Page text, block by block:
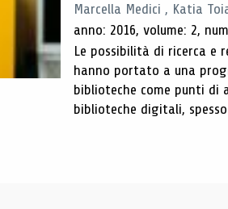
Marcella Medici , Katia
anno: 2016, volume: 2,
Le possibilità di ricerca e
hanno portato a una
biblioteche come punti di
biblioteche digitali,